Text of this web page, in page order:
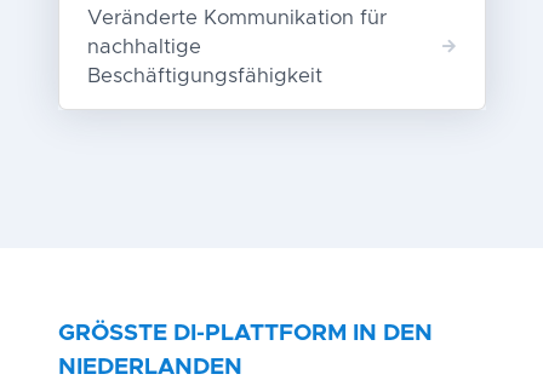
Veränderte Kommunikation für
nachhaltige
Beschäftigungsfähigkeit
GRÖSSTE DI-PLATTFORM IN DEN
NIEDERLANDEN